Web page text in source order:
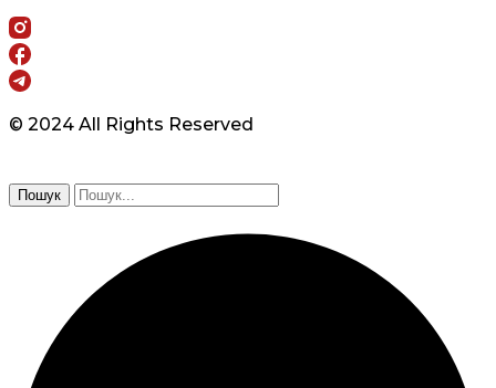
© 2024 All Rights Reserved
Пошук